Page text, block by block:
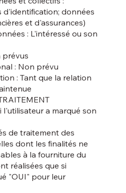
d'identification; données
et d'assurances)
: L'intéressé ou son
prévus
: Non prévu
: Tant que la relation
l'utilisateur a marqué son
de traitement des
dont les finalités ne
à la fourniture du
réalisées que si
"OUI" pour leur